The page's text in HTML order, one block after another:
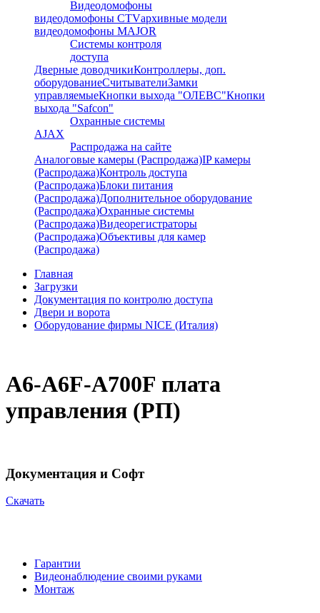
Видеодомофоны
видеодомофоны CTVархивные модели
видеодомофоны MAJOR
Системы контроля
доступа
Дверные доводчикиКонтроллеры, доп.
оборудованиеСчитывателиЗамки
управляемыеКнопки выхода "ОЛЕВС"Кнопки
выхода "Safcon"
Охранные системы
AJAX
Распродажа на сайте
Аналоговые камеры (Распродажа)IP камеры
(Распродажа)Контроль доступа
(Распродажа)Блоки питания
(Распродажа)Дополнительное оборудование
(Распродажа)Охранные системы
(Распродажа)Видеорегистраторы
(Распродажа)Объективы для камер
(Распродажа)
Главная
Загрузки
Документация по контролю доступа
Двери и ворота
Оборудование фирмы NICE (Италия)
A6-A6F-A700F плата
управления (РП)
Документация и Софт
Cкачать
Гарантии
Видеонаблюдение своими руками
Монтаж